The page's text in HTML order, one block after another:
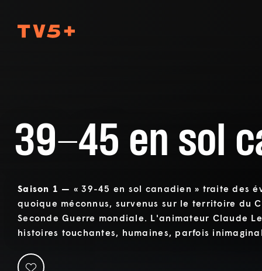
39-45 en sol
Saison 1 — « 39-45 en sol canadien » traite des
quoique méconnus, survenus sur le territoire du
Seconde Guerre mondiale. L'animateur Claude
histoires touchantes, humaines, parfois